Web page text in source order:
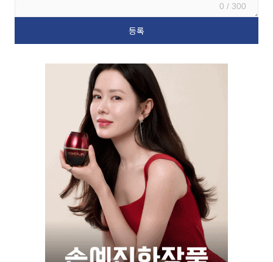
0 / 300